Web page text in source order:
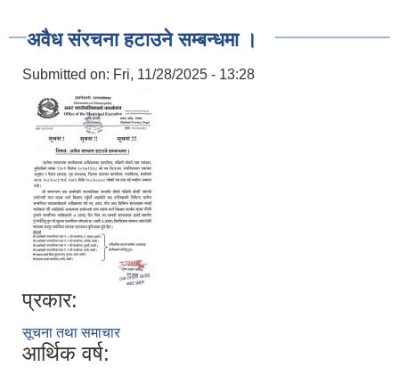
अवैध संरचना हटाउने सम्बन्धमा ।
Submitted on: Fri, 11/28/2025 - 13:28
प्रकार:
सूचना तथा समाचार
आर्थिक वर्ष: